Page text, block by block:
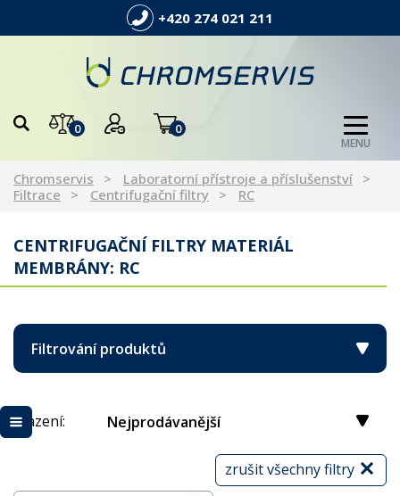
+420 274 021 211
0 0
MENU
Chromservis
Laboratorní přístroje a příslušenství
Filtrace
Centrifugační filtry RC
CENTRIFUGAČNÍ FILTRY MATERIÁL
MEMBRÁNY: RC
Filtrování produktů
Řazení: Nejprodávanější
zrušit všechny filtry